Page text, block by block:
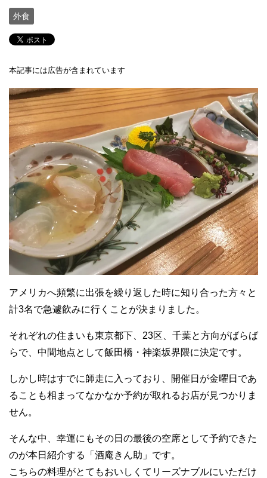
外食
本記事には広告が含まれています
アメリカへ頻繁に出張を繰り返した時に知り合った方々と
計3名で急遽飲みに行くことが決まりました。
それぞれの住まいも東京都下、23区、千葉と方向がばらば
らで、中間地点として飯田橋・神楽坂界隈に決定です。
しかし時はすでに師走に入っており、開催日が金曜日であ
ることも相まってなかなか予約が取れるお店が見つかりま
せん。
そんな中、幸運にもその日の最後の空席として予約できた
のが本日紹介する「酒庵きん助」です。
こちらの料理がとてもおいしくてリーズナブルにいただけ